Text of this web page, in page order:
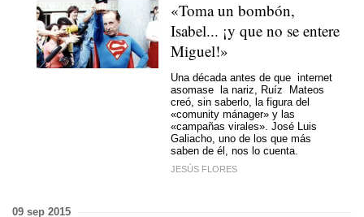
«Toma un bombón,
Isabel... ¡y que no se entere
Miguel!»
Una década antes de que internet
asomase la nariz, Ruíz Mateos
creó, sin saberlo, la figura del
«comunity mánager» y las
«campañas virales». José Luis
Galiacho, uno de los que más
saben de él, nos lo cuenta.
JESÚS FLORES
09 sep 2015